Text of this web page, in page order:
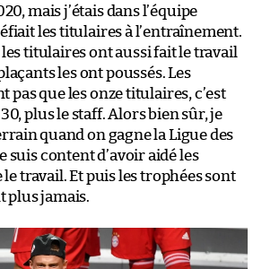
mais j’étais dans l’équipe
les titulaires à l’entraînement.
les titulaires ont aussi fait le travail
les ont poussés. Les
pas que les onze titulaires, c’est
plus le staff. Alors bien sûr, je
quand on gagne la Ligue des
suis content d’avoir aidé les
travail. Et puis les trophées sont
plus jamais.